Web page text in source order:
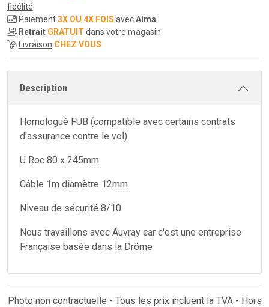
fidélité
Paiement3X OU 4X FOIS avecAlma
Retrait GRATUIT dans votre magasin
Livraison CHEZ VOUS
Description
Homologué FUB (compatible avec certains contrats
d'assurance contre le vol)
U Roc 80 x 245mm
Câble 1m diamètre 12mm
Niveau de sécurité 8/10
Nous travaillons avec Auvray car c'est une entreprise
Française basée dans la Drôme
Photo non contractuelle - Tous les prix incluent la TVA - Hors